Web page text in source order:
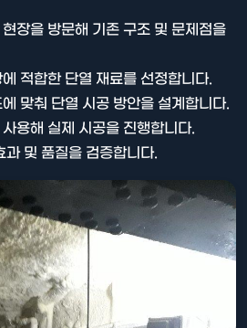
장을 방문해 기존 구조 및 문제점을
적합한 단열 재료를 선정합니다.
맞춰 단열 시공 방안을 설계합니다.
용해 실제 시공을 진행합니다.
과 및 품질을 검증합니다.